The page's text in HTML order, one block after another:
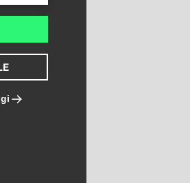
CAMBIASO A METÀ, DOUGLAS LUIZ C'È